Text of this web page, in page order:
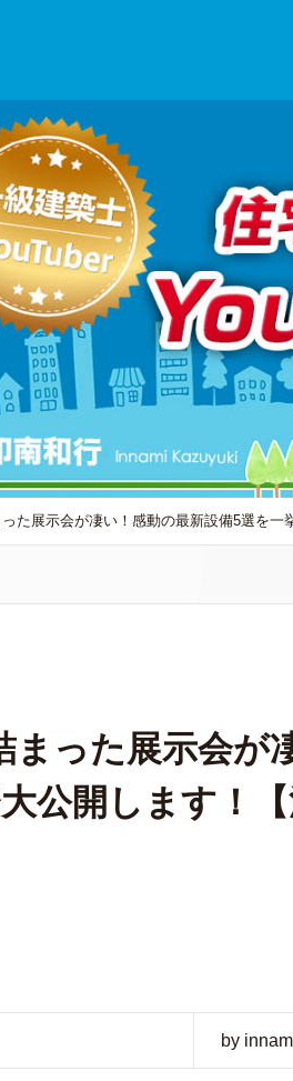
った展示会が凄い！感動の最新設備5選を一
まった展示会が
公開します！
by